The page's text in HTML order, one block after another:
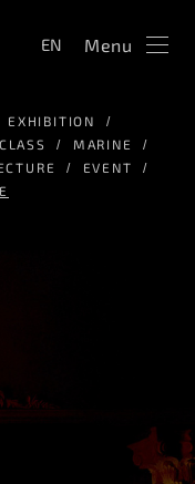
EN Menu
EXHIBITION
CLASS
MARINE
EVENT